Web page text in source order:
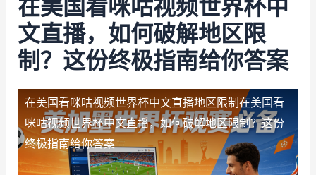
在美国看咪咕视频世界杯中
文直播，如何破解地区限
制？这份终极指南给你答案
在美国看咪咕视频世界杯中文直播地区限制 在美国看
咪咕视频世界杯中文直播，如何破解地区限制？这份
终极指南给你答案